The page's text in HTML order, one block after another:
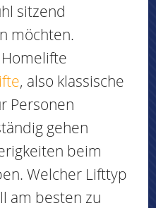
sitzend
möchten.
, also klassische
Personen
gehen
beim
Welcher Lifttyp
am besten zu